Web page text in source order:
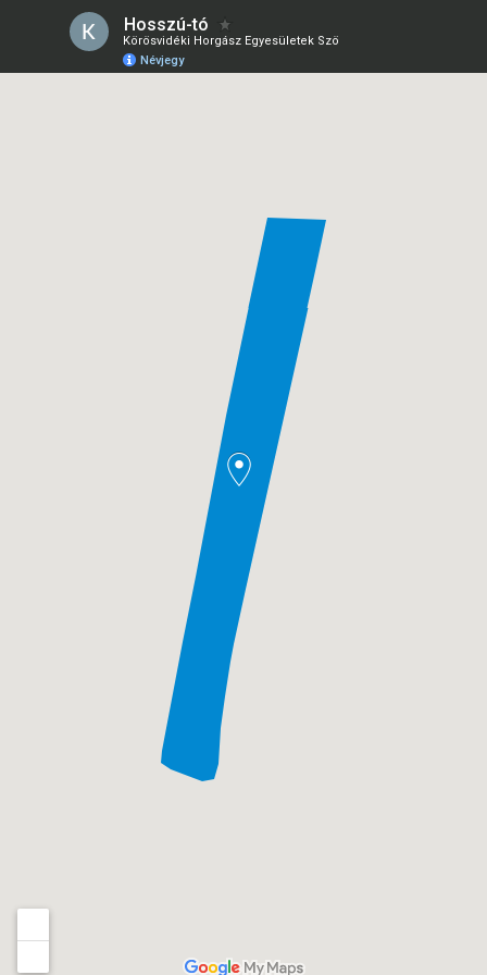
Hosszú-tó
Körösvidéki Horgász Egyesületek Szövetsége
Névjegy